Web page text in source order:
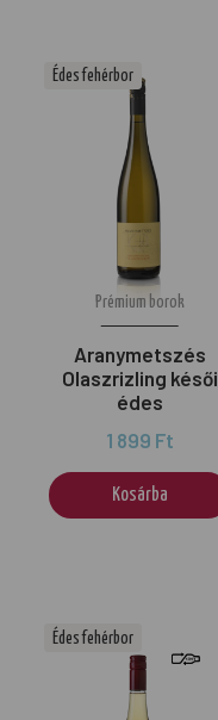
Prémium borok
Aranymetszés
Olaszrizling késői
édes
1 899 Ft
Kosárba
Édes fehérbor
Édes fehérbor